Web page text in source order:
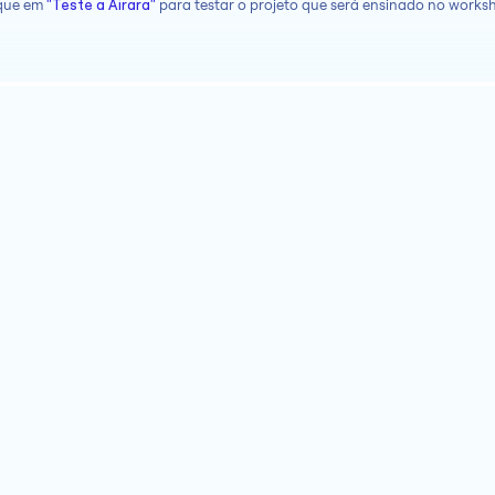
em "Teste a Airara" para testar o projeto que será ensinado no